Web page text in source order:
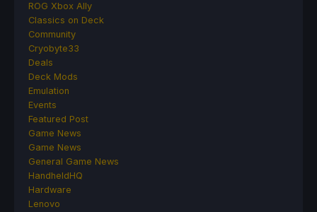
ROG Xbox Ally
Classics on Deck
Community
Cryobyte33
Deals
Deck Mods
Emulation
Events
Featured Post
Game News
Game News
General Game News
HandheldHQ
Hardware
Lenovo